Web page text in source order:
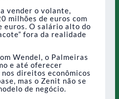
vender o volante,
milhões de euros com
euros. O salário alto do
fora da realidade
Wendel, o Palmeiras
e até oferecer
direitos econômicos
mas o Zenit não se
de negócio.